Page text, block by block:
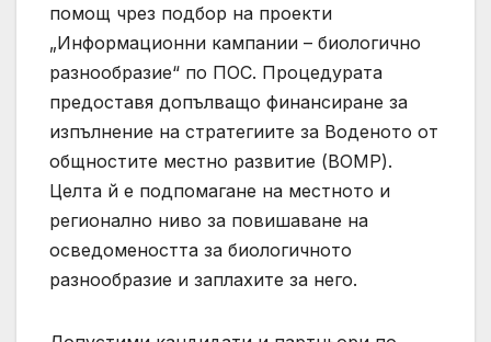
помощ чрез подбор на проекти
„Информационни кампании – биологично
разнообразие“ по ПОС. Процедурата
предоставя допълващо финансиране за
изпълнение на стратегиите за Воденото от
общностите местно развитие (ВОМР).
Целта й е подпомагане на местното и
регионално ниво за повишаване на
осведомеността за биологичното
разнообразие и заплахите за него.